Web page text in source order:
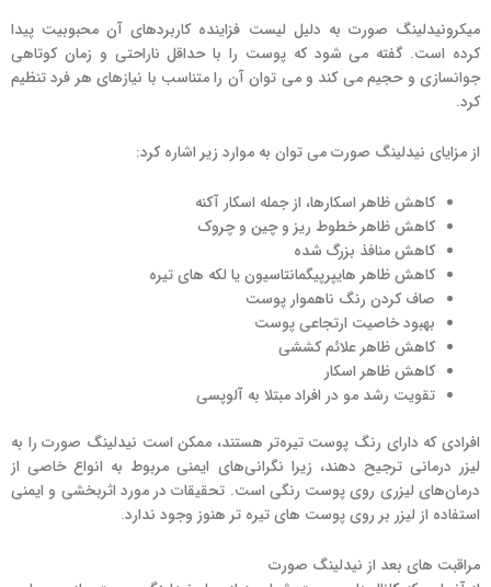
میکرونیدلینگ صورت به دلیل لیست فزاینده کاربردهای آن محبوبیت پیدا
کرده است. گفته می شود که پوست را با حداقل ناراحتی و زمان کوتاهی
جوانسازی و حجیم می کند و می توان آن را متناسب با نیازهای هر فرد تنظیم
کرد.
از مزایای نیدلینگ صورت می توان به موارد زیر اشاره کرد:
کاهش ظاهر اسکارها، از جمله اسکار آکنه
کاهش ظاهر خطوط ریز و چین و چروک
کاهش منافذ بزرگ شده
کاهش ظاهر هایپرپیگمانتاسیون یا لکه های تیره
صاف کردن رنگ ناهموار پوست
بهبود خاصیت ارتجاعی پوست
کاهش ظاهر علائم کششی
کاهش ظاهر اسکار
تقویت رشد مو در افراد مبتلا به آلوپسی
افرادی که دارای رنگ پوست تیره‌تر هستند، ممکن است نیدلینگ صورت را به
لیزر درمانی ترجیح دهند، زیرا نگرانی‌های ایمنی مربوط به انواع خاصی از
درمان‌های لیزری روی پوست رنگی است. تحقیقات در مورد اثربخشی و ایمنی
استفاده از لیزر بر روی پوست های تیره تر هنوز وجود ندارد.
مراقبت های بعد از نیدلینگ صورت